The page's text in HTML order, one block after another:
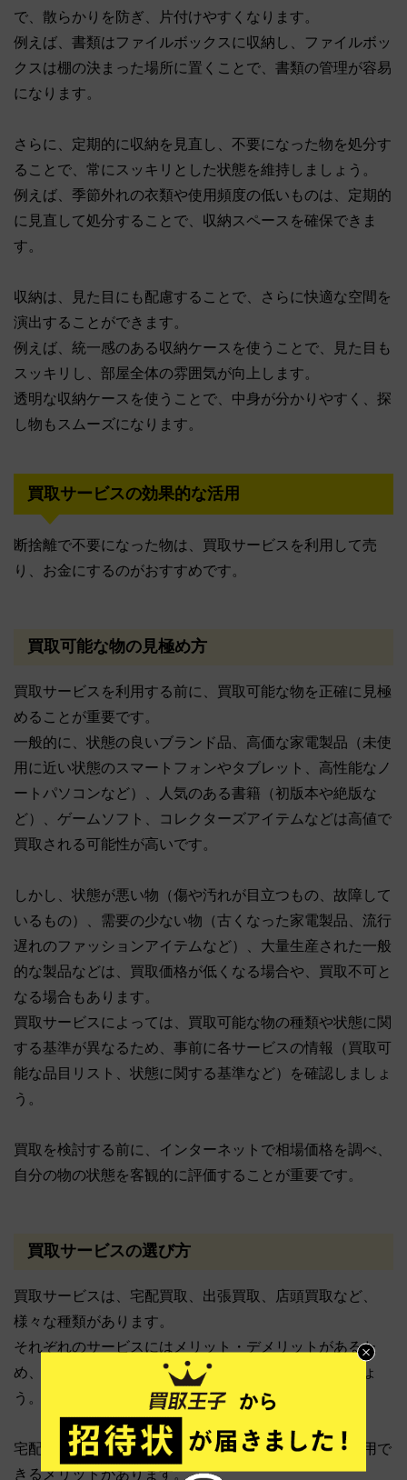
で、散らかりを防ぎ、片付けやすくなります。
例えば、書類はファイルボックスに収納し、ファイルボッ
クスは棚の決まった場所に置くことで、書類の管理が容易
になります。
さらに、定期的に収納を見直し、不要になった物を処分す
ることで、常にスッキリとした状態を維持しましょう。
例えば、季節外れの衣類や使用頻度の低いものは、定期的
に見直して処分することで、収納スペースを確保できま
す。
収納は、見た目にも配慮することで、さらに快適な空間を
演出することができます。
例えば、統一感のある収納ケースを使うことで、見た目も
スッキリし、部屋全体の雰囲気が向上します。
透明な収納ケースを使うことで、中身が分かりやすく、探
し物もスムーズになります。
買取サービスの効果的な活用
断捨離で不要になった物は、買取サービスを利用して売
り、お金にするのがおすすめです。
買取可能な物の見極め方
買取サービスを利用する前に、買取可能な物を正確に見極
めることが重要です。
一般的に、状態の良いブランド品、高価な家電製品（未使
用に近い状態のスマートフォンやタブレット、高性能なノ
ートパソコンなど）、人気のある書籍（初版本や絶版な
ど）、ゲームソフト、コレクターズアイテムなどは高値で
買取される可能性が高いです。
しかし、状態が悪い物（傷や汚れが目立つもの、故障して
いるもの）、需要の少ない物（古くなった家電製品、流行
遅れのファッションアイテムなど）、大量生産された一般
的な製品などは、買取価格が低くなる場合や、買取不可と
なる場合もあります。
買取サービスによっては、買取可能な物の種類や状態に関
する基準が異なるため、事前に各サービスの情報（買取可
能な品目リスト、状態に関する基準など）を確認しましょ
う。
買取を検討する前に、インターネットで相場価格を調べ、
自分の物の状態を客観的に評価することが重要です。
買取サービスの選び方
買取サービスは、宅配買取、出張買取、店頭買取など、
様々な種類があります。
それぞれのサービスにはメリット・デメリットがあるた
め、自分の状況に合わせて最適なサービスを選びましょ
う。
宅配買取は、荷物を店頭に運ぶ必要がなく、手軽に利用で
きるメリットがあります。